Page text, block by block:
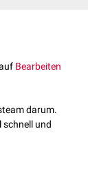
in
nach dem
Bearbeiten
darum.
schnell und